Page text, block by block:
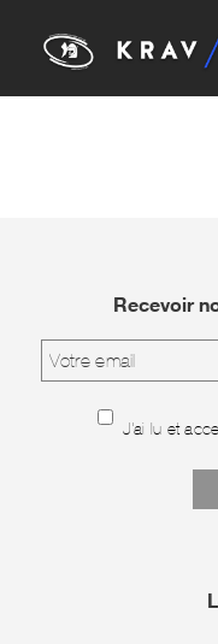
Recevoir
J'ai lu et